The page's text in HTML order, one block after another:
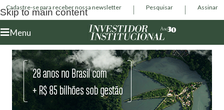
Skip to main content
Cadastre-se para receber nossa newsletter Pesquisar Assinar
Menu